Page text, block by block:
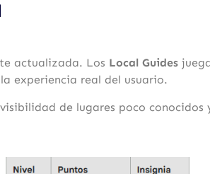
actualizada. Los Local Guides
experiencia real del usuario.
de lugares poco conocidos